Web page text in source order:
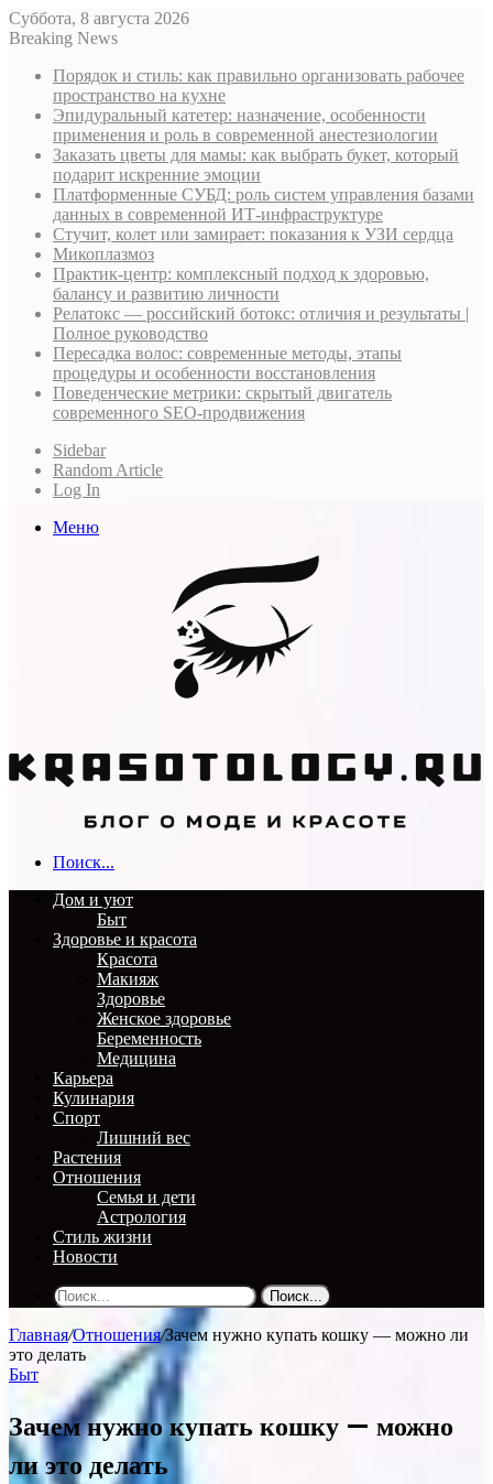
Суббота, 8 августа 2026
Breaking News
Порядок и стиль: как правильно организовать рабочее
пространство на кухне
Эпидуральный катетер: назначение, особенности
применения и роль в современной анестезиологии
Заказать цветы для мамы: как выбрать букет, который
подарит искренние эмоции
Платформенные СУБД: роль систем управления базами
данных в современной ИТ-инфраструктуре
Стучит, колет или замирает: показания к УЗИ сердца
Микоплазмоз
Практик-центр: комплексный подход к здоровью,
балансу и развитию личности
Релатокс — российский ботокс: отличия и результаты |
Полное руководство
Пересадка волос: современные методы, этапы
процедуры и особенности восстановления
Поведенческие метрики: скрытый двигатель
современного SEO-продвижения
Sidebar
Random Article
Log In
Меню
Поиск...
Дом и уют
Быт
Здоровье и красота
Красота
Макияж
Здоровье
Женское здоровье
Беременность
Медицина
Карьера
Кулинария
Спорт
Лишний вес
Растения
Отношения
Семья и дети
Астрология
Стиль жизни
Новости
Поиск...
Главная/Отношения/Зачем нужно купать кошку — можно ли
это делать
Быт
Зачем нужно купать кошку — можно
ли это делать